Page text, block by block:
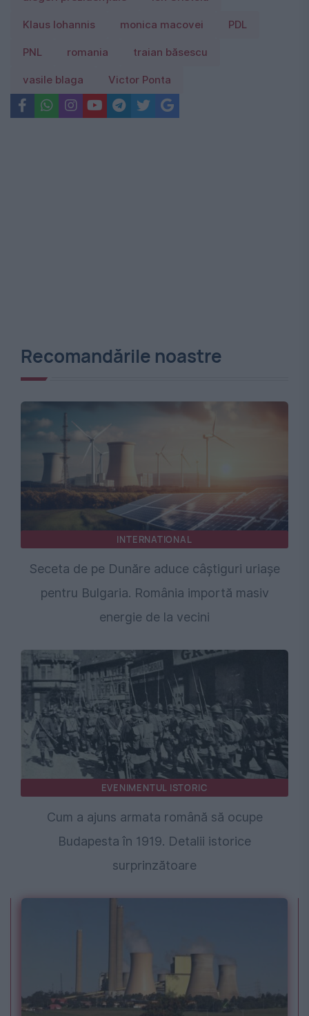
Klaus Iohannis monica macovei PDL
PNL romania traian băsescu
vasile blaga Victor Ponta
Recomandările noastre
INTERNATIONAL
Seceta de pe Dunăre aduce câștiguri uriașe
pentru Bulgaria. România importă masiv
energie de la vecini
EVENIMENTUL ISTORIC
Cum a ajuns armata română să ocupe
Budapesta în 1919. Detalii istorice
surprinzătoare